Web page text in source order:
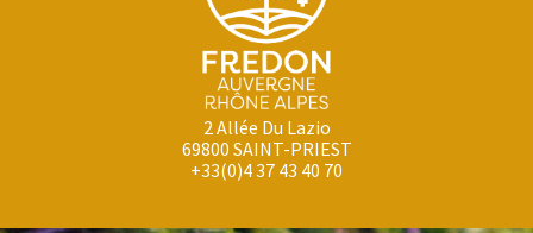
2 Allée Du Lazio
69800 SAINT-PRIEST
+33(0)4 37 43 40 70